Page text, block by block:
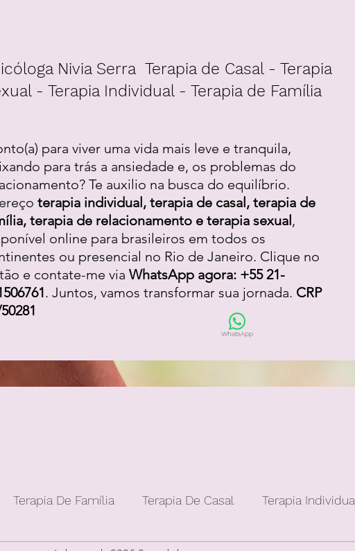
Nivia Serra Terapia de Casal - Terapia
- Terapia Individual - Terapia de Família
para viver uma vida mais leve e tranquila,
para trás a ansiedade e, os problemas do
Te auxilio na busca do equilíbrio.
terapia individual, terapia de casal, terapia de
terapia de relacionamento e terapia sexual,
online para brasileiros em todos os
ou presencial no Rio de Janeiro. Clique no
e contate-me via WhatsApp agora: +55 21-
. Juntos, vamos transformar sua jornada. CRP
Terapia De Família Terapia De Casal Terapia
WhatsApp